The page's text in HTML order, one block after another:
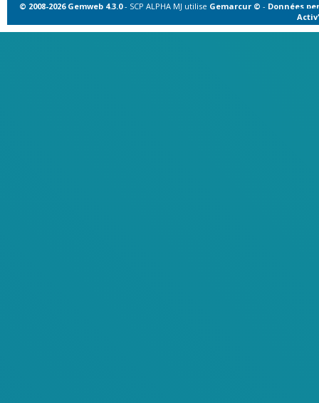
© 2008-2026 Gemweb 4.3.0- SCP ALPHA MJ utilise Gemarcur © - Données